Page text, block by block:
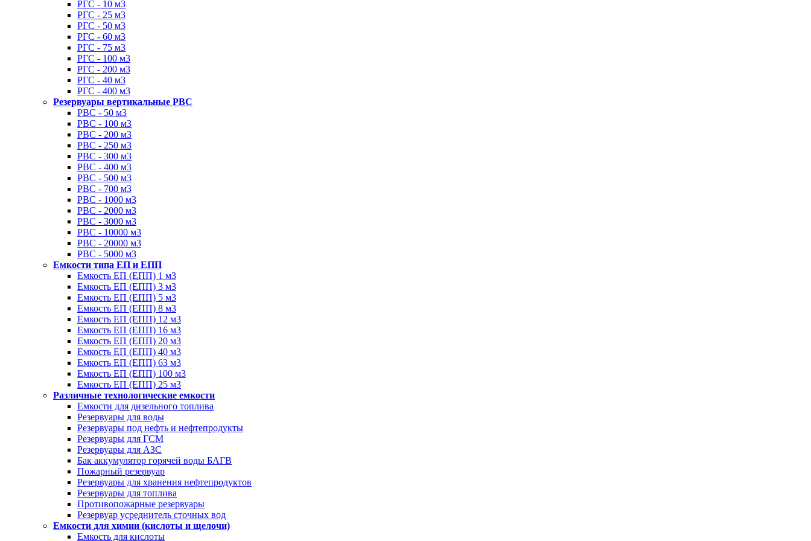
РГС - 10 м3
РГС - 25 м3
РГС - 50 м3
РГС - 60 м3
РГС - 75 м3
РГС - 100 м3
РГС - 200 м3
РГС - 40 м3
РГС - 400 м3
Резервуары вертикальные РВС
РВС - 50 м3
РВС - 100 м3
РВС - 200 м3
РВС - 250 м3
РВС - 300 м3
РВС - 400 м3
РВС - 500 м3
РВС - 700 м3
РВС - 1000 м3
РВС - 2000 м3
РВС - 3000 м3
РВС - 10000 м3
РВС - 20000 м3
РВС - 5000 м3
Емкости типа ЕП и ЕПП
Емкость ЕП (ЕПП) 1 м3
Емкость ЕП (ЕПП) 3 м3
Емкость ЕП (ЕПП) 5 м3
Емкость ЕП (ЕПП) 8 м3
Емкость ЕП (ЕПП) 12 м3
Емкость ЕП (ЕПП) 16 м3
Емкость ЕП (ЕПП) 20 м3
Емкость ЕП (ЕПП) 40 м3
Емкость ЕП (ЕПП) 63 м3
Емкость ЕП (ЕПП) 100 м3
Емкость ЕП (ЕПП) 25 м3
Различные технологические емкости
Емкости для дизельного топлива
Резервуары для воды
Резервуары под нефть и нефтепродукты
Резервуары для ГСМ
Резервуары для АЗС
Бак аккумулятор горячей воды БАГВ
Пожарный резервуар
Резервуары для хранения нефтепродуктов
Резервуары для топлива
Противопожарные резервуары
Резервуар усреднитель сточных вод
Емкости для химии (кислоты и щелочи)
Емкость для кислоты